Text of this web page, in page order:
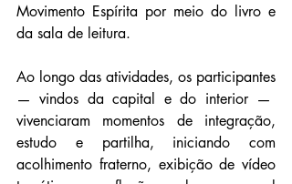
Movimento Espírita por meio do livro e
da sala de leitura.
Ao longo das atividades, os participantes
— vindos da capital e do interior —
vivenciaram momentos de integração,
estudo e partilha, iniciando com
acolhimento fraterno, exibição de vídeo